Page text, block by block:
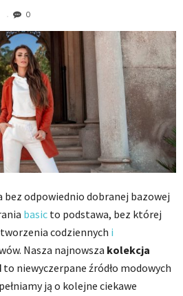
0
bez odpowiednio dobranej bazowej
basic to podstawa, bez której
codziennych i
Nasza najnowsza kolekcja
to niewyczerpane źródło modowych
ją o kolejne ciekawe